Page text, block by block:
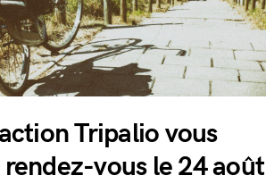
Tripalio vous
vous le 24 août